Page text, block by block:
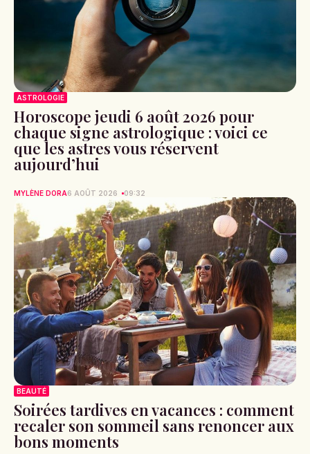
ASTROLOGIE
Horoscope jeudi 6 août 2026 pour
chaque signe astrologique : voici ce
que les astres vous réservent
aujourd’hui
MYLÈNE DORA6 AOÛT 2026 09:32
BEAUTÉ
Soirées tardives en vacances : comment
recaler son sommeil sans renoncer aux
bons moments